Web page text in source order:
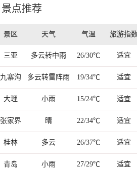
景点推荐
景区 天气 气温 旅游指
三亚 多云转中雨 26/30℃ 适宜
九寨沟 多云转雷阵雨 19/34℃ 适宜
大理 小雨 15/24℃ 适宜
张家界 晴 22/34℃ 适宜
桂林 多云 26/37℃ 适宜
青岛 小雨 27/29℃ 适宜